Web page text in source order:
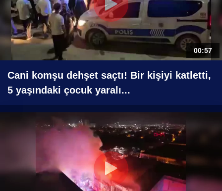
00:57
Cani komşu dehşet saçtı! Bir kişiyi katletti,
5 yaşındaki çocuk yaralı...